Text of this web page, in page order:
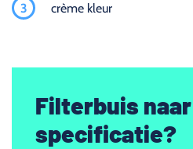
3 crème kleur
Filterbuis
specificatie?